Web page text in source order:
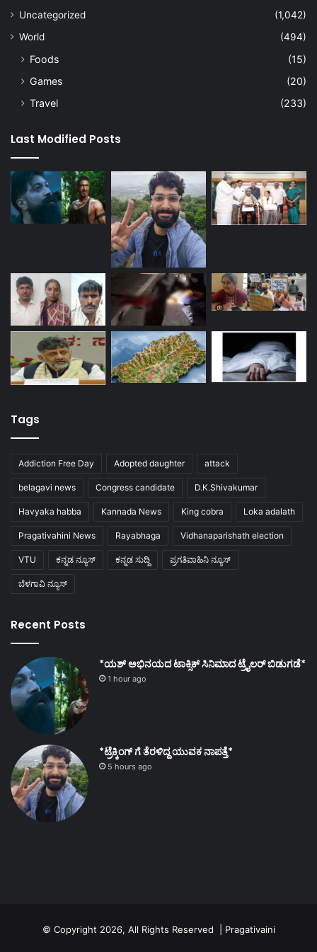
Uncategorized
(1,042)
World
(494)
Foods
(15)
Games
(20)
Travel
(233)
Last Modified Posts
Tags
Addiction Free Day Adopted daughter attack
belagavi news Congress candidate D.K.Shivakumar
Havyaka habba Kannada News King cobra Loka adalath
Pragativahini News Rayabhaga Vidhanaparishath election
VTU ಕನ್ನಡ ನ್ಯೂಸ್ ಕನ್ನಡ ಸುದ್ದಿ ಪ್ರಗತಿವಾಹಿನಿ ನ್ಯೂಸ್
ಬೆಳಗಾವಿ ನ್ಯೂಸ್
Recent Posts
*ಯಶ್ ಅಭಿನಯದ ಟಾಕ್ಸಿಕ್ ಸಿನಿಮಾದ ಟ್ರೈಲರ್ ಬಿಡುಗಡೆ*
1 hour ago
*ಟ್ರೆಕ್ಕಿಂಗ್ ಗೆ ತೆರಳಿದ್ದ ಯುವಕ ನಾಪತ್ತೆ*
5 hours ago
© Copyright 2026, All Rights Reserved | Pragativaini